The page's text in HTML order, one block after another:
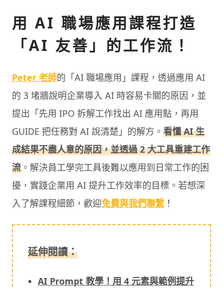
用 AI 職場應用課程打造
「AI 友善」的工作流！
Peter 老師的「AI 職場應用」課程，透過應用 AI
的 3 堵牆說明企業導入 AI 時容易卡關的原因，並
提出「先用 IPO 拆解工作找出 AI 應用點，再用
GUIDE 把任務對 AI 說清楚」的解方。 看懂 AI 生
成結果不盡人意的原因，並透過 2 大工具重建工作
流 。解決員工學完工具後難以應用到日常工作的困
擾，實踐企業用 AI 提升工作效率的目標。若想深
入了解課程細節，歡迎免費與我們聯繫！
延伸閱讀：
AI Prompt 教學！用 4 元素與範例提升